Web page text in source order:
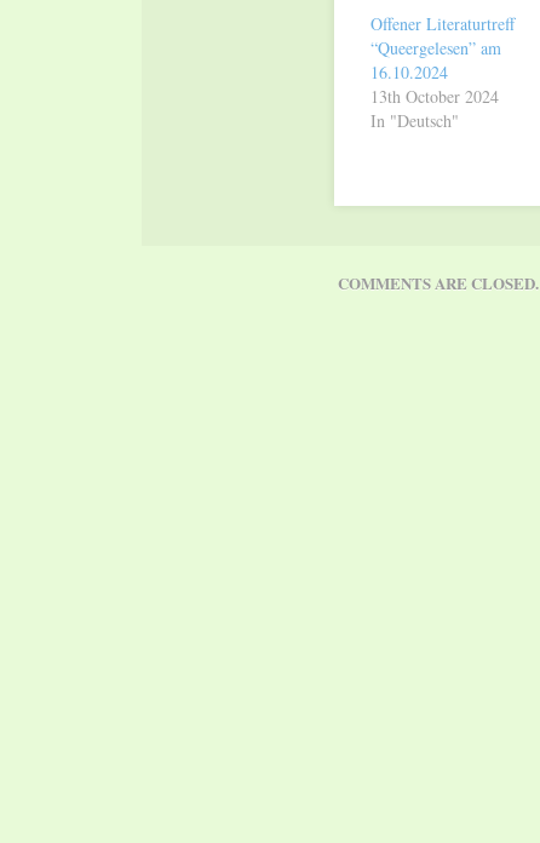
Offener Literaturtreff
“Queergelesen” am
16.10.2024
13th October 2024
In "Deutsch"
COMMENTS ARE CLOSED.